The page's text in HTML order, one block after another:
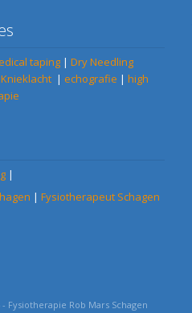
taping | Dry Needling
Knieklacht | echografie | high
|
| Fysiotherapeut Schagen
Fysiotherapie Rob Mars Schagen